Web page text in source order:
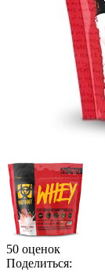
50 оценок
Поделиться: